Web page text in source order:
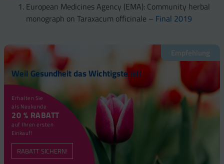
European Medicines Agency (EMA): Community herbal
monograph on Taraxacum officinale – Final 2019
Empfehlung
Weil Gesundheit das Wichtigste ist!
Erhalten Sie
als Neukunde
20 % RABATT
auf Ihren ersten
Einkauf!
RABATT SICHERN!